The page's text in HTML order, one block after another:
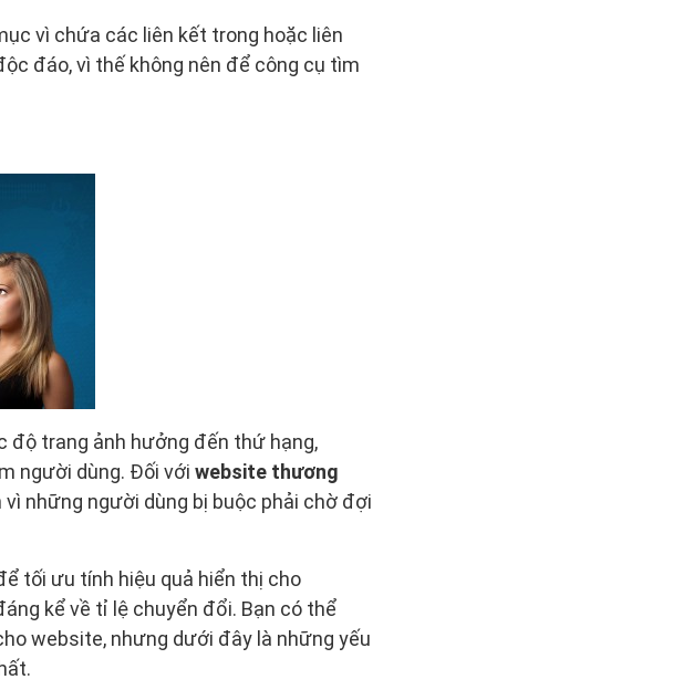
vì chứa các liên kết trong hoặc liên
đáo, vì thế không nên để công cụ tìm
độ trang ảnh hưởng đến thứ hạng,
người dùng. Đối với website thương
những người dùng bị buộc phải chờ đợi
tối ưu tính hiệu quả hiển thị cho
kể về tỉ lệ chuyển đổi. Bạn có thể
website, nhưng dưới đây là những yếu